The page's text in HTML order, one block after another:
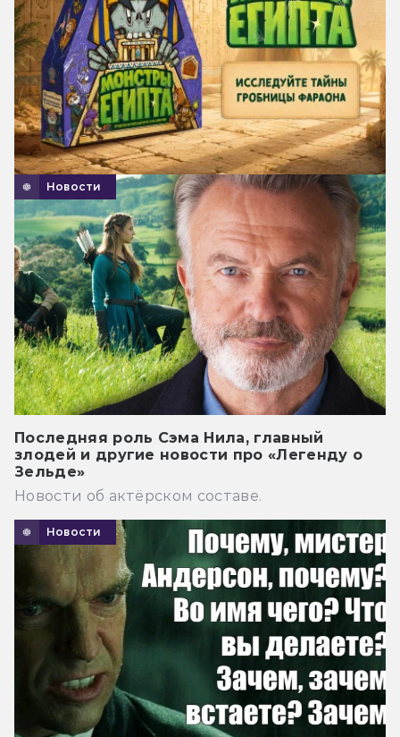
Новости
Последняя роль Сэма Нила, главный
злодей и другие новости про «Легенду о
Зельде»
Новости об актёрском составе.
Новости